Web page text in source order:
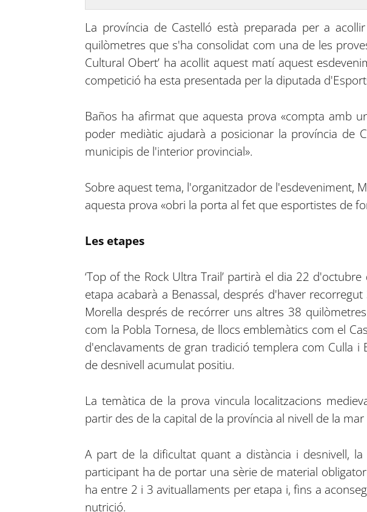
La província de Castelló està preparada per a
quilòmetres que s'ha consolidat com una de les
Cultural Obert’ ha acollit aquest matí aquest
competició ha esta presentada per la diputada
Baños ha afirmat que aquesta prova «compta amb
poder mediàtic ajudarà a posicionar la província de
municipis de l'interior provincial».
Sobre aquest tema, l'organitzador de l'esdeveniment,
aquesta prova «obri la porta al fet que esportistes de
Les etapes
‘Top of the Rock Ultra Trail’ partirà el dia 22
etapa acabarà a Benassal, després d'haver
Morella després de recórrer uns altres 38
com la Pobla Tornesa, de llocs emblemàtics com el
d'enclavaments de gran tradició templera com Culla
de desnivell acumulat positiu.
La temàtica de la prova vincula localitzacions
partir des de la capital de la província al nivell de la
A part de la dificultat quant a distància i desnivell,
participant ha de portar una sèrie de material
ha entre 2 i 3 avituallaments per etapa i, fins a
nutrició.